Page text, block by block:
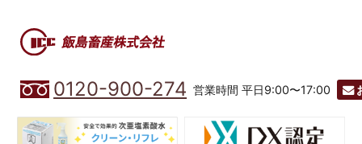
0120-900-274 営業時間 平日9:00〜17:00